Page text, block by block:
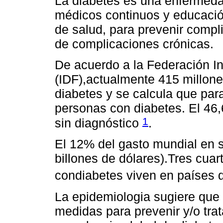
médicos continuos y
de salud, para prevenir
de complicaciones crónicas.
De acuerdo a la Federación
(IDF),actualmente 415
diabetes y se calcula que
personas con diabetes. El
sin diagnóstico 1.
El 12% del gasto mundial en
billones de dólares).Tres
condiabetes viven en países
La epidemiologia sugiere
medidas para prevenir y/o